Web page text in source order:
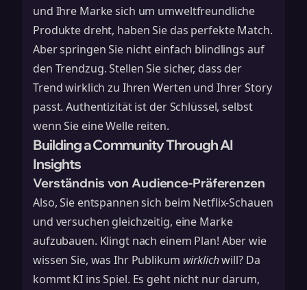
und Ihre Marke sich um umweltfreundliche
Produkte dreht, haben Sie das perfekte Match.
Aber springen Sie nicht einfach blindlings auf
den Trendzug. Stellen Sie sicher, dass der
Trend wirklich zu Ihren Werten und Ihrer Story
passt. Authentizität ist der Schlüssel, selbst
wenn Sie eine Welle reiten.
Building a Community Through AI
Insights
Verständnis von Audience-Präferenzen
Also, Sie entspannen sich beim Netflix-Schauen
und versuchen gleichzeitig, eine Marke
aufzubauen. Klingt nach einem Plan! Aber wie
wissen Sie, was Ihr Publikum wirklichwill? Da
kommt KI ins Spiel. Es geht nicht nur darum,